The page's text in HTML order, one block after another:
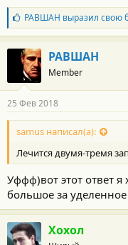
Б
л
а
г
о
д
а
н
о
с
и
:
РАВШАН выразил свою
РАВШАН
Member
25 Фев 2018
samus написал(а):
Лечится двумя-тремя
Уффф)вот этот ответ
большое за
Хохол